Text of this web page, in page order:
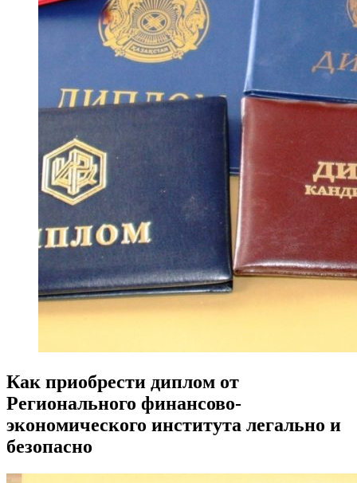
Как приобрести диплом от
Регионального финансово-
экономического института легально и
безопасно